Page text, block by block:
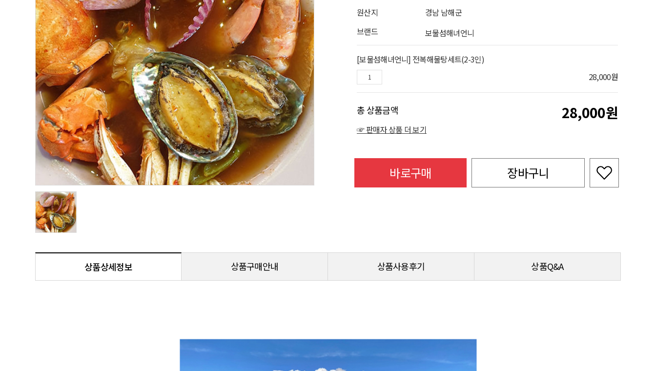
원산지
경남 남해군
브랜드
보물섬해녀언니
[보물섬해녀언니] 전복해물탕세트(2-3인)
28,000원
총 상품금액 28,000
☞ 판매자 상품 더 보기
바로구매 장바구니
상품상세정보 상품구매안내 상품사용후기 상품Q&A